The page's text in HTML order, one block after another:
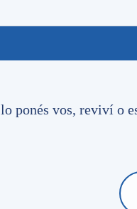
ponés vos, reviví o